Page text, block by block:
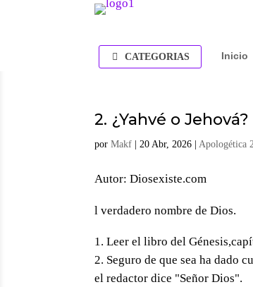
CATEGORIAS Inicio
2. ¿Yahvé o
porMakf |20 Abr, 2026 |Apologética
Autor: Diosexiste.com
l verdadero nombre de Dios.
Leer el libro del
Seguro de que sea ha dado
el redactor dice "Señor Dios".